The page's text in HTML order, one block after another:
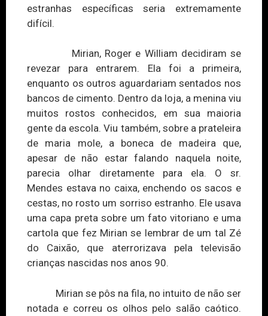
estranhas específicas seria extremamente
difícil.
Mirian, Roger e William decidiram se
revezar para entrarem. Ela foi a primeira,
enquanto os outros aguardariam sentados nos
bancos de cimento. Dentro da loja, a menina viu
muitos rostos conhecidos, em sua maioria
gente da escola. Viu também, sobre a prateleira
de maria mole, a boneca de madeira que,
apesar de não estar falando naquela noite,
parecia olhar diretamente para ela. O sr.
Mendes estava no caixa, enchendo os sacos e
cestas, no rosto um sorriso estranho. Ele usava
uma capa preta sobre um fato vitoriano e uma
cartola que fez Mirian se lembrar de um tal Zé
do Caixão, que aterrorizava pela televisão
crianças nascidas nos anos 90.
Mirian se pôs na fila, no intuito de não ser
notada e correu os olhos pelo salão caótico.